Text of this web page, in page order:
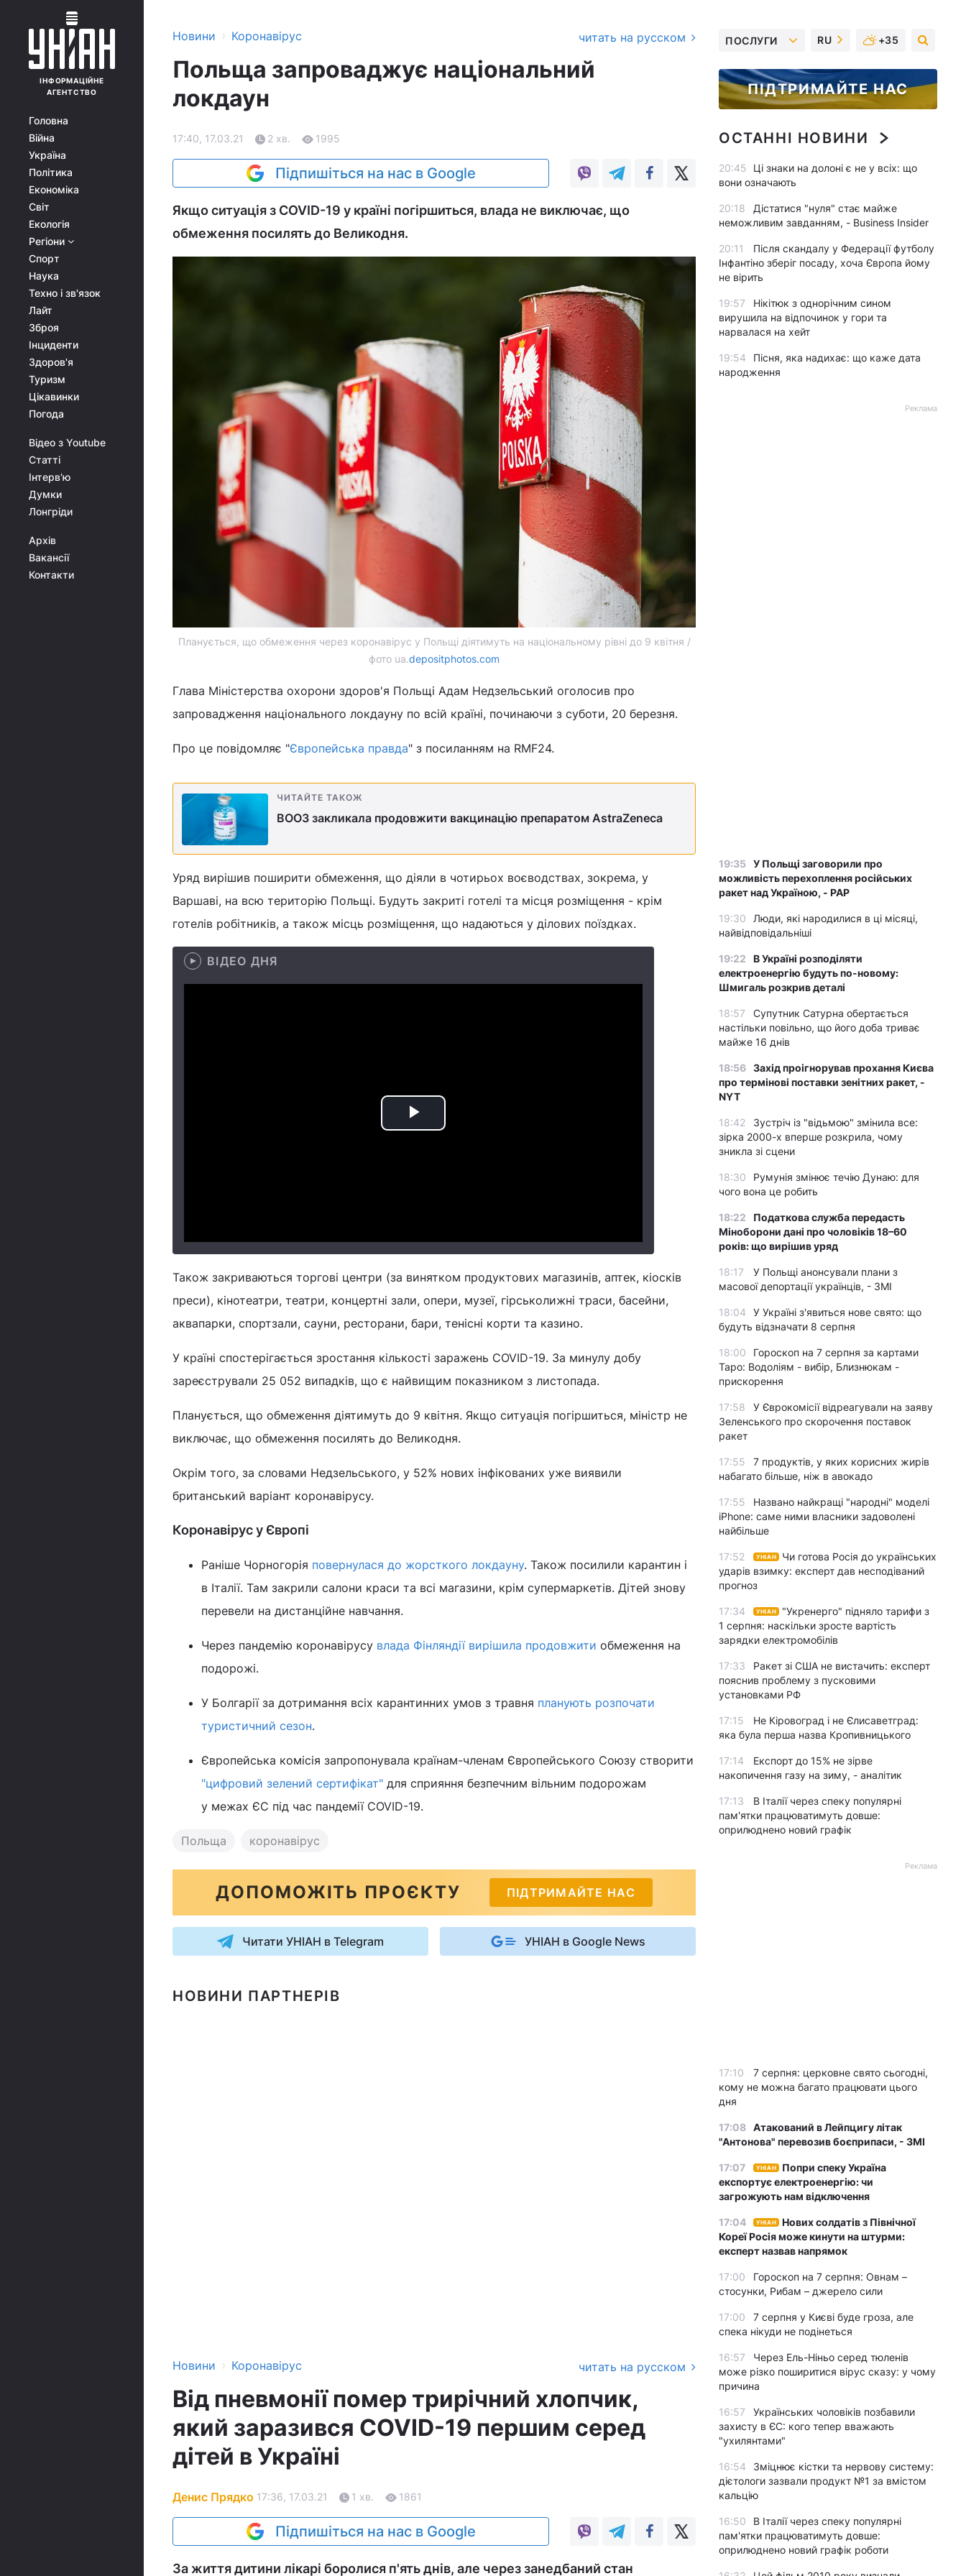
ІНФОРМАЦІЙНЕ
АГЕНТСТВО
Головна
Війна
Україна
Політика
Економіка
Світ
Екологія
Регіони
Спорт
Наука
Техно і зв'язок
Лайт
Зброя
Інциденти
Здоров'я
Туризм
Цікавинки
Погода
Відео з Youtube
Статті
Інтерв'ю
Думки
Лонгріди
Архів
Вакансії
Контакти
Новини › Коронавірус читать на русском
Польща запроваджує національний
локдаун
17:40, 17.03.21 2 хв. 1995
Підпишіться на нас в Google
Якщо ситуація з COVID-19 у країні погіршиться, влада не виключає, що
обмеження посилять до Великодня.
Планується, що обмеження через коронавірус у Польщі діятимуть на національному рівні до 9 квітня /
фото ua.depositphotos.com
Глава Міністерства охорони здоров'я Польщі Адам Недзельський оголосив про
запровадження національного локдауну по всій країні, починаючи з суботи, 20 березня.
Про це повідомляє "Європейська правда" з посиланням на RMF24.
ЧИТАЙТЕ ТАКОЖ
ВООЗ закликала продовжити вакцинацію препаратом AstraZeneca
Уряд вирішив поширити обмеження, що діяли в чотирьох воєводствах, зокрема, у
Варшаві, на всю територію Польщі. Будуть закриті готелі та місця розміщення - крім
готелів робітників, а також місць розміщення, що надаються у ділових поїздках.
ВІДЕО ДНЯ
Play
Також закриваються торгові центри (за винятком продуктових магазинів, аптек, кіосків
преси), кінотеатри, театри, концертні зали, опери, музеї, гірськолижні траси, басейни,
аквапарки, спортзали, сауни, ресторани, бари, тенісні корти та казино.
У країні спостерігається зростання кількості заражень COVID-19. За минулу добу
зареєстрували 25 052 випадків, що є найвищим показником з листопада.
Планується, що обмеження діятимуть до 9 квітня. Якщо ситуація погіршиться, міністр не
виключає, що обмеження посилять до Великодня.
Окрім того, за словами Недзельського, у 52% нових інфікованих уже виявили
британський варіант коронавірусу.
Коронавірус у Європі
Раніше Чорногорія повернулася до жорсткого локдауну. Також посилили карантин і
в Італії. Там закрили салони краси та всі магазини, крім супермаркетів. Дітей знову
перевели на дистанційне навчання.
Через пандемію коронавірусу влада Фінляндії вирішила продовжити обмеження на
подорожі.
У Болгарії за дотримання всіх карантинних умов з травня планують розпочати
туристичний сезон.
Європейська комісія запропонувала країнам-членам Європейського Союзу створити
"цифровий зелений сертифікат" для сприяння безпечним вільним подорожам
у межах ЄС під час пандемії COVID-19.
Польща коронавірус
ДОПОМОЖІТЬ ПРОЄКТУ ПІДТРИМАЙТЕ НАС
Читати УНІАН в Telegram УНІАН в Google News
НОВИНИ ПАРТНЕРІВ
Новини › Коронавірус читать на русском
Від пневмонії помер трирічний хлопчик,
який заразився COVID-19 першим серед
дітей в Україні
Денис Прядко 17:36, 17.03.21 1 хв. 1861
Підпишіться на нас в Google
За життя дитини лікарі боролися п'ять днів, але через занедбаний стан
ПОСЛУГИ RU +35
ПІДТРИМАЙТЕ НАС
ОСТАННІ НОВИНИ
20:45
Ці знаки на долоні є не у всіх: що
вони означають
20:18
Дістатися "нуля" стає майже
неможливим завданням, - Business Insider
20:11
Після скандалу у Федерації футболу
Інфантіно зберіг посаду, хоча Європа йому
не вірить
19:57
Нікітюк з однорічним сином
вирушила на відпочинок у гори та
нарвалася на хейт
19:54
Пісня, яка надихає: що каже дата
народження
Реклама
19:35 У Польщі заговорили про
можливість перехоплення російських
ракет над Україною, - PAP
19:30
Люди, які народилися в ці місяці,
найвідповідальніші
19:22
В Україні розподіляти
електроенергію будуть по-новому:
Шмигаль розкрив деталі
18:57
Супутник Сатурна обертається
настільки повільно, що його доба триває
майже 16 днів
18:56 Захід проігнорував прохання Києва
про термінові поставки зенітних ракет, -
NYT
18:42
Зустріч із "відьмою" змінила все:
зірка 2000-х вперше розкрила, чому
зникла зі сцени
18:30
Румунія змінює течію Дунаю: для
чого вона це робить
18:22
Податкова служба передасть
Міноборони дані про чоловіків 18–60
років: що вирішив уряд
18:17
У Польщі анонсували плани з
масової депортації українців, - ЗМІ
18:04
У Україні з'явиться нове свято: що
будуть відзначати 8 серпня
18:00
Гороскоп на 7 серпня за картами
Таро: Водоліям - вибір, Близнюкам -
прискорення
17:58
У Єврокомісії відреагували на заяву
Зеленського про скорочення поставок
ракет
17:55
7 продуктів, у яких корисних жирів
набагато більше, ніж в авокадо
17:55
Названо найкращі "народні" моделі
iPhone: саме ними власники задоволені
найбільше
17:52 УНІАН
Чи готова Росія до українських
ударів взимку: експерт дав несподіваний
прогноз
17:34 УНІАН
"Укренерго" підняло тарифи з
1 серпня: наскільки зросте вартість
зарядки електромобілів
17:33
Ракет зі США не вистачить: експерт
пояснив проблему з пусковими
установками РФ
17:15
Не Кіровоград і не Єлисаветград:
яка була перша назва Кропивницького
17:14
Експорт до 15% не зірве
накопичення газу на зиму, - аналітик
17:13
В Італії через спеку популярні
пам'ятки працюватимуть довше:
оприлюднено новий графік
Реклама
17:10
7 серпня: церковне свято сьогодні,
кому не можна багато працювати цього
дня
17:08 Атакований в Лейпцигу літак
"Антонова" перевозив боєприпаси, - ЗМІ
17:07 УНІАН
Попри спеку Україна
експортує електроенергію: чи
загрожують нам відключення
17:04 УНІАН
Нових солдатів з Північної
Кореї Росія може кинути на штурми:
експерт назвав напрямок
17:00
Гороскоп на 7 серпня: Овнам –
стосунки, Рибам – джерело сили
17:00
7 серпня у Києві буде гроза, але
спека нікуди не подінеться
16:57
Через Ель-Ніньо серед тюленів
може різко поширитися вірус сказу: у чому
причина
16:57
Українських чоловіків позбавили
захисту в ЄС: кого тепер вважають
"ухилянтами"
16:54
Зміцнює кістки та нервову систему:
дієтологи зазвали продукт №1 за вмістом
кальцію
16:50
В Італії через спеку популярні
пам'ятки працюватимуть довше:
оприлюднено новий графік роботи